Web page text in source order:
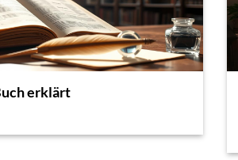
erklärt